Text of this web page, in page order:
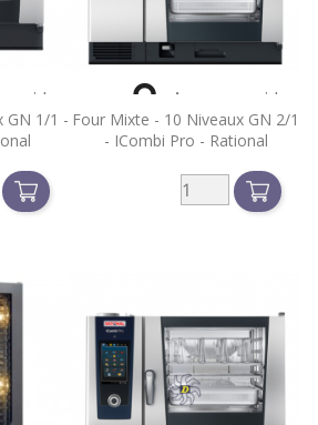
GN 1/1 - Four Mixte - 10 Niveaux GN 2/1
- ICombi Pro - Rational
 Aperçu rapide